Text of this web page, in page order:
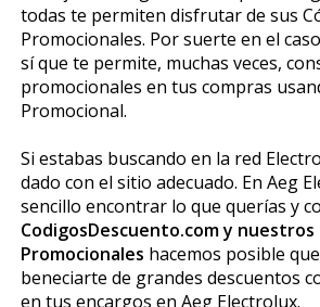
todas te permiten disfrutar de sus
Promocionales. Por suerte en el
sí que te permite, muchas veces,
promocionales en tus compras
Promocional.
Si estabas buscando en la red
dado con el sitio adecuado. En Aeg
sencillo encontrar lo que querías y
CodigosDescuento.com y nuestros
Promocionales hacemos posible
beneficiarte de grandes descuentos
en tus encargos en Aeg Electrolux.